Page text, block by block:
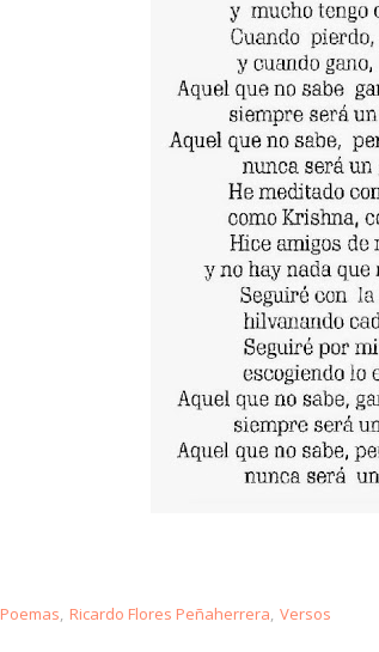
Poemas Ricardo Flores Peñaherrera Versos